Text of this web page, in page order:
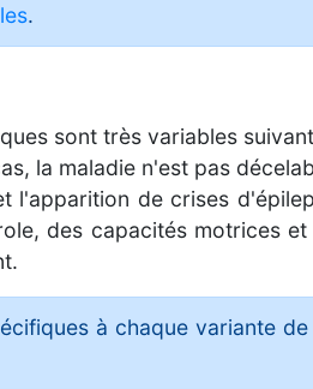
.
sont très variables
la maladie n'est pas
de crises
des capacités motrices
à chaque variante